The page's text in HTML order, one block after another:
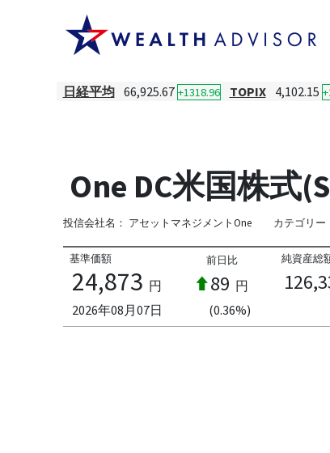
日経平均 66,925.67 +1318.96 TOPIX 4,102.15
One DC米国株式
投信会社名： アセットマネジメントOne カテゴリー
基準価額
24,873 円
2026年08月07日
前日比
89 円
(0.36%)
純資産総